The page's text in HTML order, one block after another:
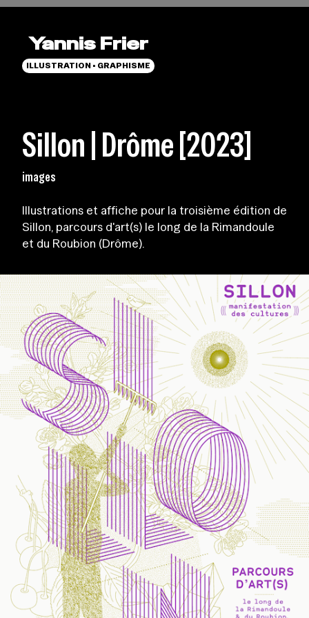
Yannis Frier
ILLUSTRATION • GRAPHISME
Sillon | Drôme [2023]
images
Illustrations et affiche pour la troisième édition de
Sillon, parcours d'art(s) le long de la Rimandoule
et du Roubion (Drôme).